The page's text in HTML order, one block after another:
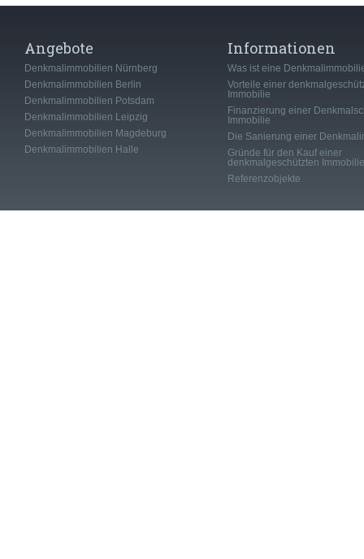
Angebote
Denkmalimmobilien Nürnberg
Denkmalimmobilien Berlin
Denkmalimmobilien Potsdam
Denkmalimmobilien Leipzig
Denkmalimmobilien Magdeburg
Denkmalimmobilien Halle
Informationen
Was ist eine
Vorteile einer
Immobilie
Finanzierung einer
Immobilie
Die Sanierung einer
Gründe für den Kauf einer
denkmalgeschützten Immobilie
Referenzobjekte